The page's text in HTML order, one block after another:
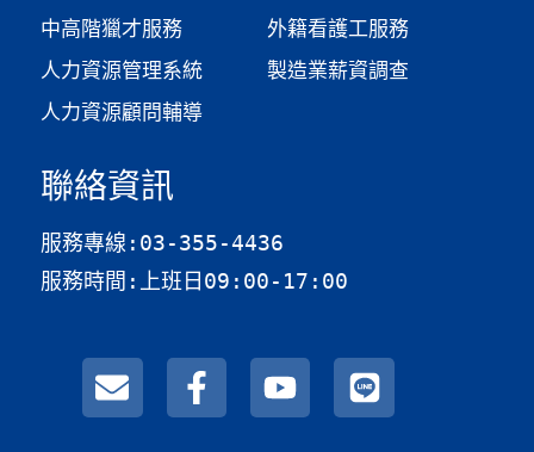
中高階獵才服務
人力資源管理系統
人力資源顧問輔導
外籍看護工服務
製造業薪資調查​
聯絡資訊
服務專線:03-355-4436
服務時間:上班日09:00-17:00